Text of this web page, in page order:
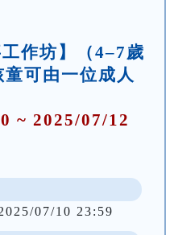
作坊】（4–7歲
可由一位成人
~ 2025/07/12
07/10 23:59